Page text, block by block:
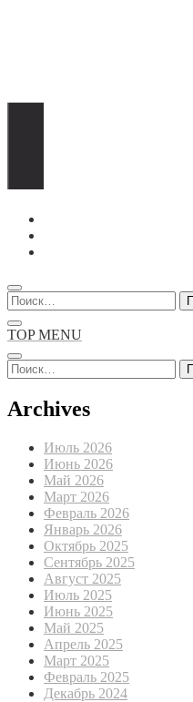
Перейти
содержимому
Найти:
TOP MENU
Найти:
Archives
Июль 2026
Июнь 2026
Май 2026
Март 2026
Февраль 2026
Январь 2026
Октябрь 2025
Сентябрь 2025
Август 2025
Июль 2025
Июнь 2025
Май 2025
Апрель 2025
Март 2025
Февраль 2025
Декабрь 2024